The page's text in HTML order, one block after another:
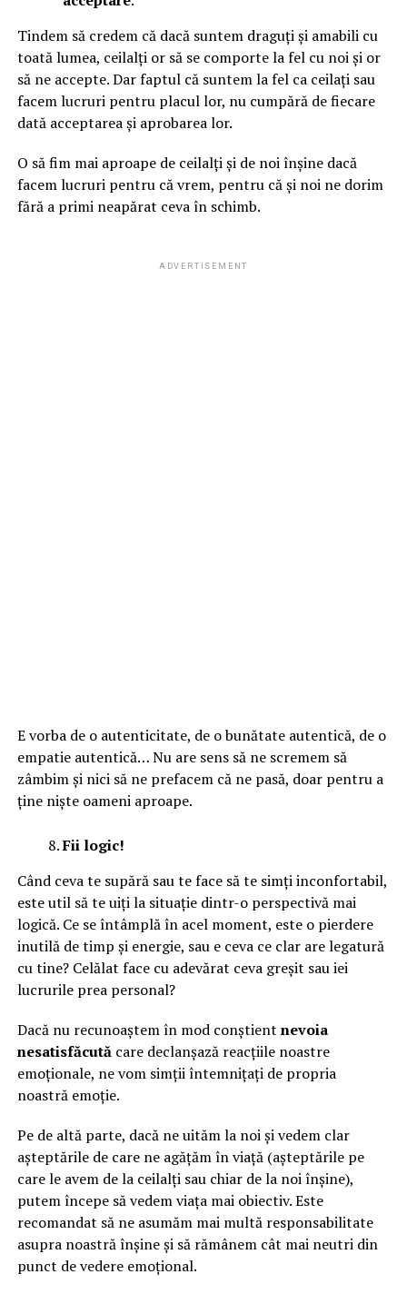
Tindem să credem că dacă suntem draguți și amabili cu
toată lumea, ceilalți or să se comporte la fel cu noi și or
să ne accepte. Dar faptul că suntem la fel ca ceilați sau
facem lucruri pentru placul lor, nu cumpără de fiecare
dată acceptarea și aprobarea lor.
O să fim mai aproape de ceilalți și de noi înșine dacă
facem lucruri pentru că vrem, pentru că și noi ne dorim
fără a primi neapărat ceva în schimb.
ADVERTISEMENT
E vorba de o autenticitate, de o bunătate autentică, de o
empatie autentică… Nu are sens să ne scremem să
zâmbim și nici să ne prefacem că ne pasă, doar pentru a
ține niște oameni aproape.
Fii logic!
Când ceva te supără sau te face să te simți inconfortabil,
este util să te uiți la situație dintr-o perspectivă mai
logică. Ce se întâmplă în acel moment, este o pierdere
inutilă de timp și energie, sau e ceva ce clar are legatură
cu tine? Celălat face cu adevărat ceva greșit sau iei
lucrurile prea personal?
Dacă nu recunoaștem în mod conștient nevoia
nesatisfăcutăcare declanșază reacțiile noastre
emoționale, ne vom simții întemnițați de propria
noastră emoție.
Pe de altă parte, dacă ne uităm la noi și vedem clar
așteptările de care ne agățăm în viață (așteptările pe
care le avem de la ceilalți sau chiar de la noi înșine),
putem începe să vedem viața mai obiectiv. Este
recomandat să ne asumăm mai multă responsabilitate
asupra noastră înșine și să rămânem cât mai neutri din
punct de vedere emoțional.